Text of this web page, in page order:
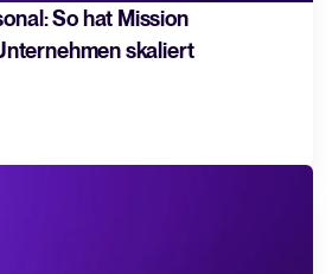
So hat Mission
skaliert